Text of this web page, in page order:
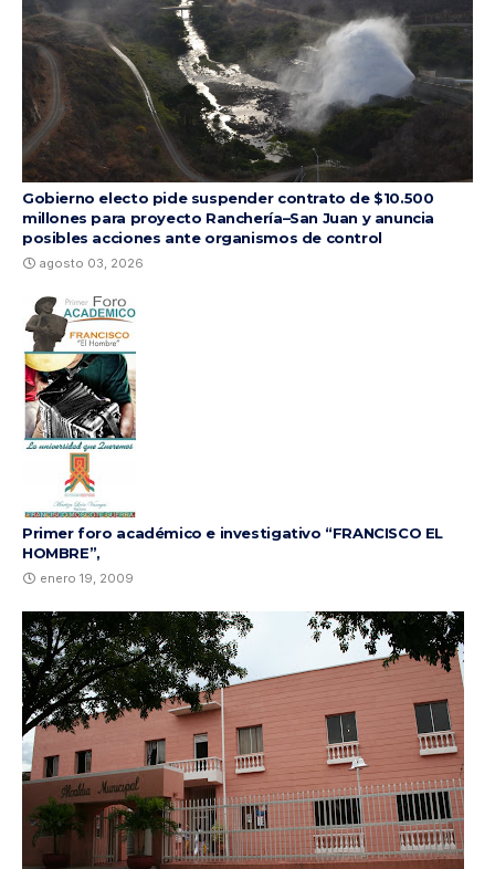
Gobierno electo pide suspender contrato de $10.500
millones para proyecto Ranchería–San Juan y anuncia
posibles acciones ante organismos de control
agosto 03, 2026
Primer foro académico e investigativo “FRANCISCO EL
HOMBRE”,
enero 19, 2009